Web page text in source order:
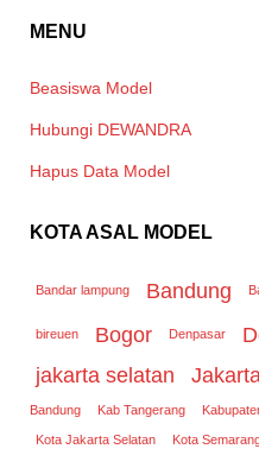
MENU
Beasiswa Model
Hubungi DEWANDRA
Hapus Data Model
KOTA ASAL MODEL
Bandar lampung Bandung
bireuen Bogor Denpasar
jakarta selatan
Bandung Kab Tangerang
Kota Jakarta Selatan Kota